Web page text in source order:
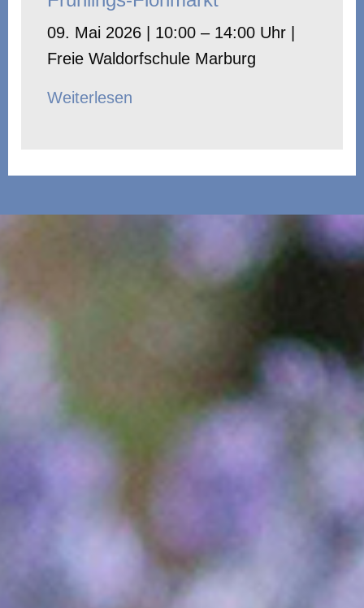
09. Mai 2026 | 10:00 – 14:00 Uhr |
Freie Waldorfschule Marburg
Weiterlesen